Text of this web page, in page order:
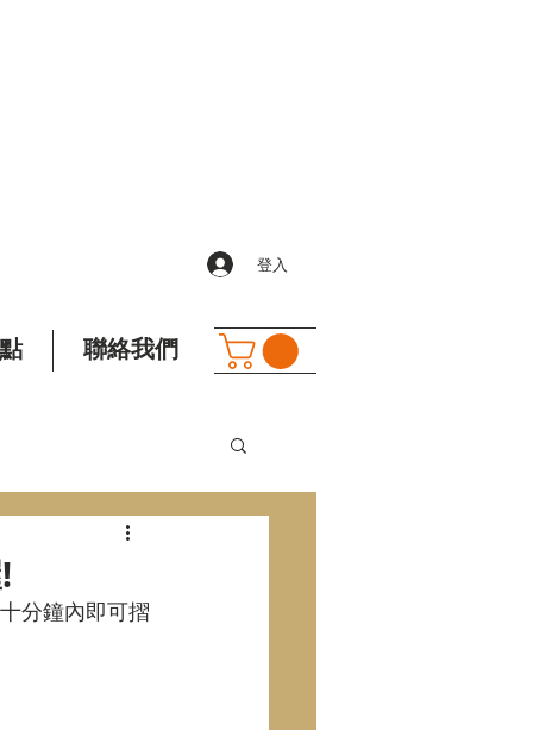
登入
聯絡我們
分鐘內即可摺